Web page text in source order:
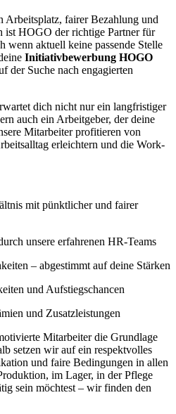
Arbeitsplatz, fairer Bezahlung und
ist HOGO der richtige Partner für
wenn aktuell keine passende Stelle
Initiativbewerbung HOGO
der Suche nach engagierten
dich nicht nur ein langfristiger
auch ein Arbeitgeber, der deine
Mitarbeiter profitieren von
erleichtern und die Work-
mit pünktlicher und fairer
unsere erfahrenen HR-Teams
– abgestimmt auf deine Stärken
und Aufstiegschancen
und Zusatzleistungen
Mitarbeiter die Grundlage
setzen wir auf ein respektvolles
und faire Bedingungen in allen
im Lager, in der Pflege
sein möchtest – wir finden den